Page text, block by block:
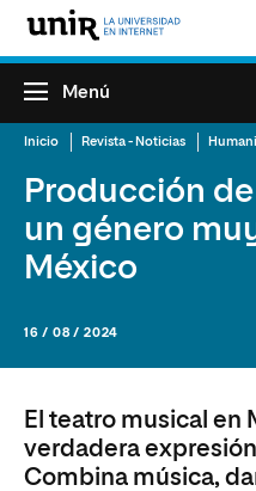
Menú
Inicio Revista - Noticias
Producción
un género
México
16 / 08 / 2024
El teatro musical en
verdadera
Combina música,